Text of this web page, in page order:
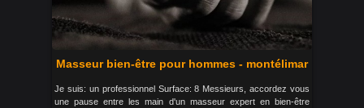
Masseur bien-être pour hommes - montélimar
Je suis: un professionnel Surface: 8 Messieurs, accordez vous
une pause entre les main d'un masseur expert en bien-être